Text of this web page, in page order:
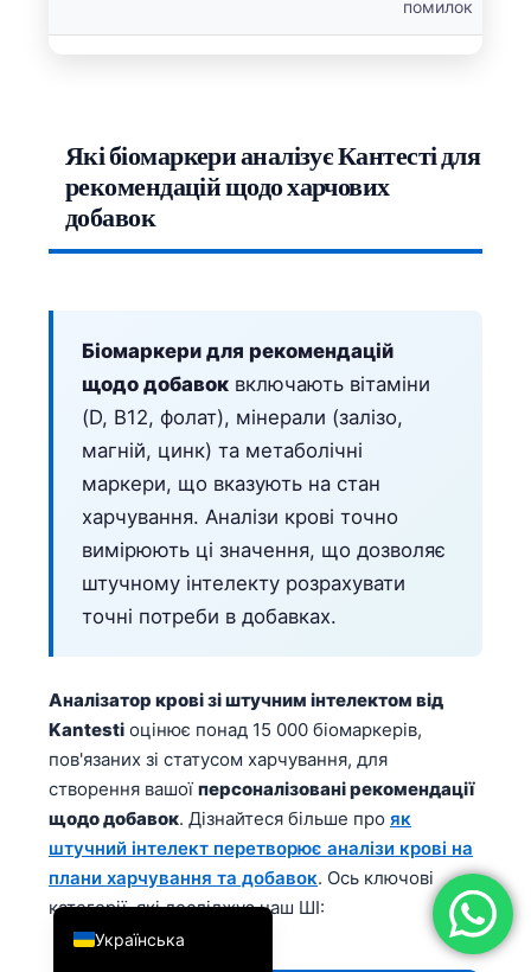
помилок
Які біомаркери аналізує Кантесті для
рекомендацій щодо харчових
добавок
Біомаркери для рекомендацій
щодо добавок включають вітаміни
(D, B12, фолат), мінерали (залізо,
магній, цинк) та метаболічні
маркери, що вказують на стан
харчування. Аналізи крові точно
вимірюють ці значення, що дозволяє
штучному інтелекту розрахувати
точні потреби в добавках.
Аналізатор крові зі штучним інтелектом від
Kantesti оцінює понад 15 000 біомаркерів,
пов'язаних зі статусом харчування, для
створення вашої персоналізовані рекомендації
щодо добавок. Дізнайтеся більше про як
штучний інтелект перетворює аналізи крові на
плани харчування та добавок. Ось ключові
категорії, які досліджує наш ШІ:
Українська
English
Deutsch
العربية
Français
עִבְרִית
Italiano
Português
Ελληνικά
Türkçe
Română
فارسی
Български
Dansk
Հայերեն
Íslenska
Bosanski